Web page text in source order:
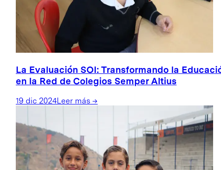
La Evaluación SOI: Transformando la
en la Red de Colegios Semper Altius
19 dic 2024Leer más →